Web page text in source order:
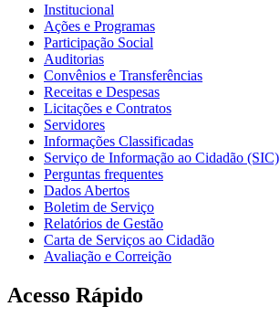
Institucional
Ações e Programas
Participação Social
Auditorias
Convênios e Transferências
Receitas e Despesas
Licitações e Contratos
Servidores
Informações Classificadas
Serviço de Informação ao Cidadão (SIC)
Perguntas frequentes
Dados Abertos
Boletim de Serviço
Relatórios de Gestão
Carta de Serviços ao Cidadão
Avaliação e Correição
Acesso Rápido